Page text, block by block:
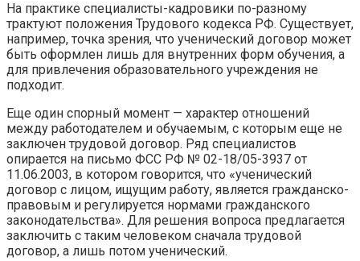
На практике специалисты-кадровики по-разному
трактуют положения Трудового кодекса РФ. Существует,
например, точка зрения, что ученический договор может
быть оформлен лишь для внутренних форм обучения, а
для привлечения образовательного учреждения не
подходит.
Еще один спорный момент — характер отношений
между работодателем и обучаемым, с которым еще не
заключен трудовой договор. Ряд специалистов
опирается на письмо ФСС РФ № 02-18/05-3937 от
11.06.2003, в котором говорится, что «ученический
договор с лицом, ищущим работу, является гражданско-
правовым и регулируется нормами гражданского
законодательства». Для решения вопроса предлагается
заключить с таким человеком сначала трудовой
договор, а лишь потом ученический.